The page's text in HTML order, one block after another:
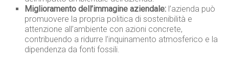
Miglioramento dell’immagine aziendale: l’azienda può
promuovere la propria politica di sostenibilità e
attenzione all’ambiente con azioni concrete,
contribuendo a ridurre l’inquinamento atmosferico e la
dipendenza da fonti fossili.